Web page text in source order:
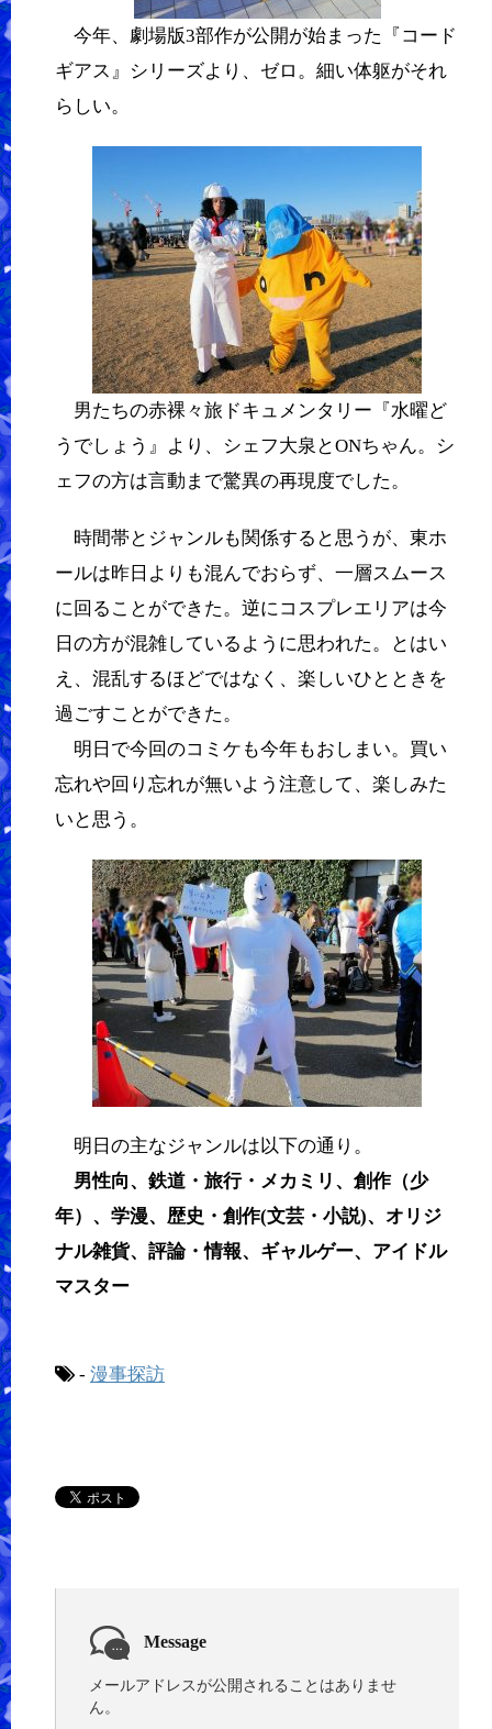
今年、劇場版3部作が公開が始まった『コード
ギアス』シリーズより、ゼロ。細い体躯がそれ
らしい。
男たちの赤裸々旅ドキュメンタリー『水曜ど
うでしょう』より、シェフ大泉とONちゃん。シ
ェフの方は言動まで驚異の再現度でした。
時間帯とジャンルも関係すると思うが、東ホ
ールは昨日よりも混んでおらず、一層スムース
に回ることができた。逆にコスプレエリアは今
日の方が混雑しているように思われた。とはい
え、混乱するほどではなく、楽しいひとときを
過ごすことができた。
明日で今回のコミケも今年もおしまい。買い
忘れや回り忘れが無いよう注意して、楽しみた
いと思う。
明日の主なジャンルは以下の通り。
男性向、鉄道・旅行・メカミリ、創作（少
年）、学漫、歴史・創作(文芸・小説)、オリジ
ナル雑貨、評論・情報、ギャルゲー、アイドル
マスター
- 漫事探訪
Message
メールアドレスが公開されることはありませ
ん。